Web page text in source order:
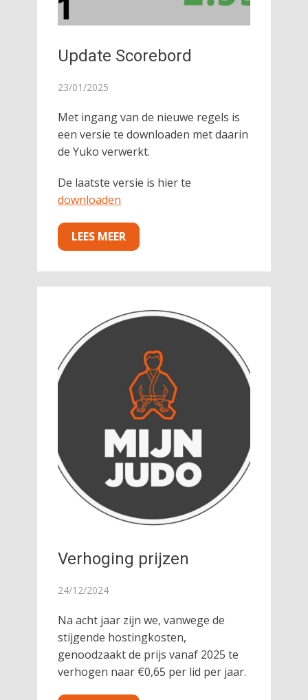
Update Scorebord
23/01/2025
Met ingang van de nieuwe regels is
een versie te downloaden met daarin
de Yuko verwerkt.
De laatste versie is hier te
downloaden
LEES MEER
Verhoging prijzen
24/12/2024
Na acht jaar zijn we, vanwege de
stijgende hostingkosten,
genoodzaakt de prijs vanaf 2025 te
verhogen naar €0,65 per lid per jaar.